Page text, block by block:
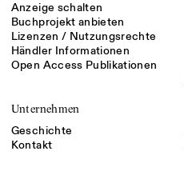
Anzeige schalten
Buchprojekt anbieten
Lizenzen / Nutzungsrechte
Händler Informationen
Open Access Publikationen
Unternehmen
Geschichte
Kontakt